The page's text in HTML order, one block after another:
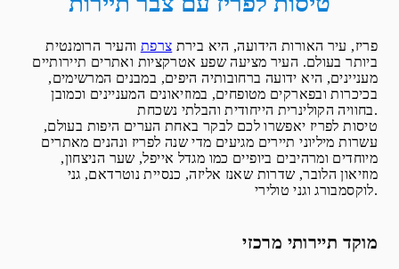
פריז, עיר האורות הידועה, היא בירת צרפת והעיר הרומנטית
ביותר בעולם. העיר מציעה שפע אטרקציות ואתרים תיירותיים
מעניינים, היא ידועה ברחובותיה היפים, במבנים המרשימים,
בכיכרות ובפארקים מטופחים, במוזיאונים המעניינים וכמובן
בחוויה הקולינרית הייחודית והבלתי נשכחת.
טיסות לפריז יאפשרו לכם לבקר באחת הערים היפות בעולם,
עשרות מיליוני תיירים מגיעים מדי שנה לפריז ונהנים מאתרים
מיוחדים ומרהיבים ביופיים כמו מגדל אייפל, שער הניצחון,
מוזיאון הלובר, שדרות שאנז אליזה, כנסיית נוטרדאם, גני
לוקסמבורג וגני טולירי.
מוקד תיירותי מרכזי